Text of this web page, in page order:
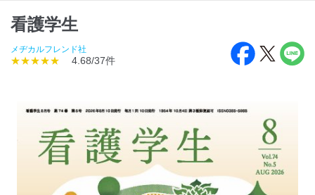
看護学生
メヂカルフレンド社
★★★★★ 4.68/37件